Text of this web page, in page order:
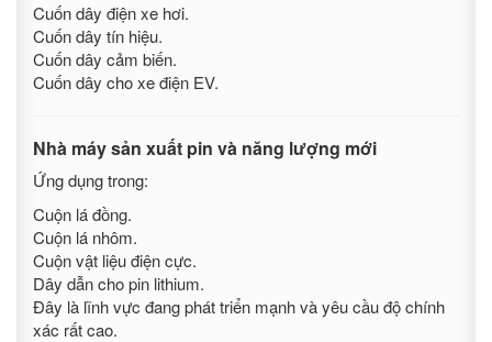
Cuốn dây điện xe hơi.
Cuốn dây tín hiệu.
Cuốn dây cảm biến.
Cuốn dây cho xe điện EV.
Nhà máy sản xuất pin và năng lượng mới
Ứng dụng trong:
Cuộn lá đồng.
Cuộn lá nhôm.
Cuộn vật liệu điện cực.
Dây dẫn cho pin lithium.
Đây là lĩnh vực đang phát triển mạnh và yêu cầu độ chính
xác rất cao.